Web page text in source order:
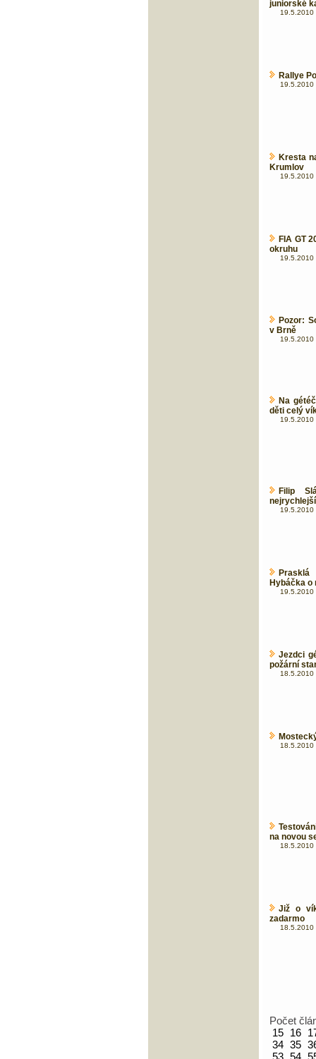
juniorské
19.5.2010
Rallye
19.5.2010
Kresta
Krumlov
19.5.2010
FIA GT
okruhu
19.5.2010
Pozor:
v Brně
19.5.2010
Na
děti celý
19.5.2010
Filip
19.5.2010
Hybáčka o
19.5.2010
Jezdci
požární
18.5.2010
18.5.2010
na novou
18.5.2010
Již o
zadarmo
18.5.2010
Počet
15 16
34 35
53 54